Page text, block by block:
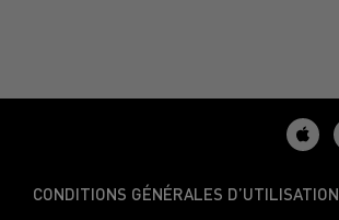
CONDITIONS GÉNÉRALES D’UTILISATION